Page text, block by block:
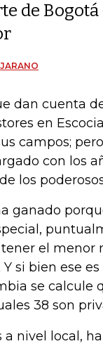
de
dan cuenta
en
campos;
con los
los
ganado
el menor
si bien ese
se calcule
38 son
a nivel local,